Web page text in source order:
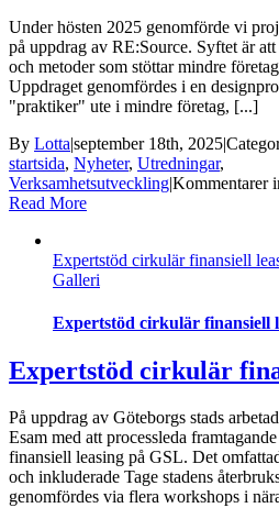
Under hösten 2025 genomförde vi
på uppdrag av RE:Source. Syftet är
och metoder som stöttar mindre
Uppdraget genomfördes i en
"praktiker" ute i mindre företag, [...]
By Lotta|september 18th, 2025|
startsida, Nyheter, Utredningar,
Verksamhetsutveckling|Kommentarer
Read More
Expertstöd cirkulär finansiell
Galleri
Expertstöd cirkulär finansiell
Expertstöd cirkulär
På uppdrag av Göteborgs stads
Esam med att processleda
finansiell leasing på GSL. Det
och inkluderade Tage stadens
genomfördes via flera workshops i